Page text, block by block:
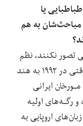
یا‌
مباحث‌شان به هم
تصور نکنند، نظم
روایی کارشان به هم می‌خورد. من خودم‌ وقتی‌ در‌ ۱۹۹۲ به هند
ایرانی‌
رگـه‌های اولیه
اروپایی‌ به‌